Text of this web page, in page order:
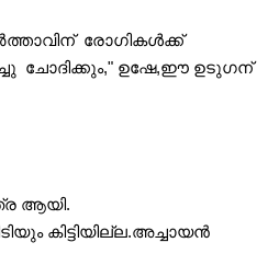
രോഗികൾക്ക്
ചോദിക്കും," ഉഷേ,ഈ ഉടുഗന്
ആയി.
കിട്ടിയില്ല.അച്ചായൻ